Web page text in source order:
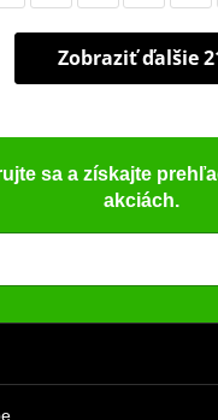
Zobraziť ďalšie
sa a získajte
akciách.